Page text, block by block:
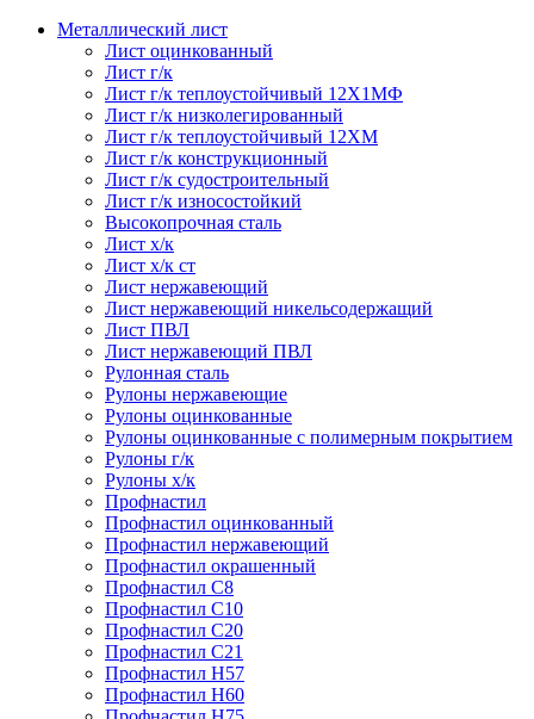
Металлический лист
Лист оцинкованный
Лист г/к
Лист г/к теплоустойчивый 12Х1МФ
Лист г/к низколегированный
Лист г/к теплоустойчивый 12ХМ
Лист г/к конструкционный
Лист г/к судостроительный
Лист г/к износостойкий
Высокопрочная сталь
Лист х/к
Лист х/к ст
Лист нержавеющий
Лист нержавеющий никельсодержащий
Лист ПВЛ
Лист нержавеющий ПВЛ
Рулонная сталь
Рулоны нержавеющие
Рулоны оцинкованные
Рулоны оцинкованные с полимерным покрытием
Рулоны г/к
Рулоны х/к
Профнастил
Профнастил оцинкованный
Профнастил нержавеющий
Профнастил окрашенный
Профнастил С8
Профнастил С10
Профнастил С20
Профнастил С21
Профнастил Н57
Профнастил Н60